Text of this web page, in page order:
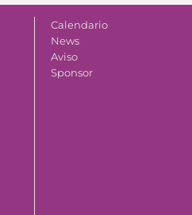
Calendario
News
Aviso
Sponsor